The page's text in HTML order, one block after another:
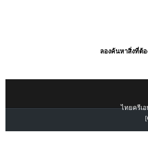
ลองค้นหาสิ่งที่ต้อ
ไทยครีเอ
[